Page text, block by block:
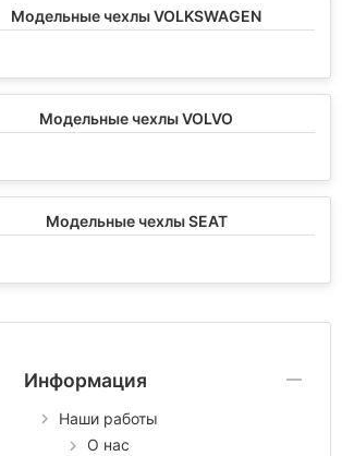
Модельные чехлы VOLKSWAGEN
Модельные чехлы VOLVO
Модельные чехлы SEAT
Информация
Наши работы
О нас